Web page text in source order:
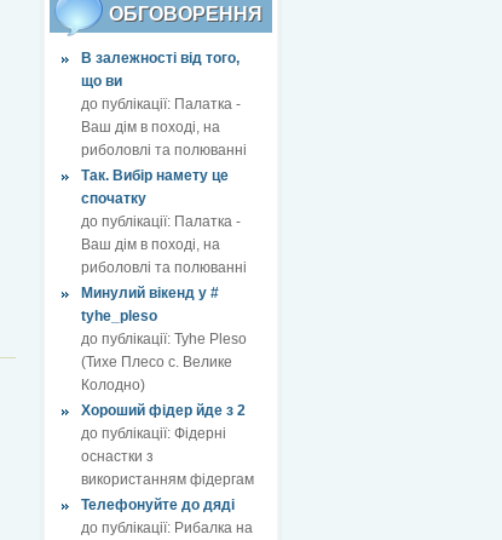
ОБГОВОРЕННЯ
В залежності від того,
що ви
до публікації: Палатка -
Ваш дім в поході, на
риболовлі та полюванні
Так. Вибір намету це
спочатку
до публікації: Палатка -
Ваш дім в поході, на
риболовлі та полюванні
Минулий вікенд у #
tyhe_pleso
до публікації: Tyhe Pleso
(Тихе Плесо с. Велике
Колодно)
Хороший фідер йде з 2
до публікації: Фідерні
оснастки з
використанням фідергам
Телефонуйте до дяді
до публікації: Рибалка на